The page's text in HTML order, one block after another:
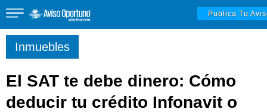
Inmuebles
Publica Tu
Inmuebles
El SAT te debe dinero: Cómo
deducir tu crédito Infonavit o